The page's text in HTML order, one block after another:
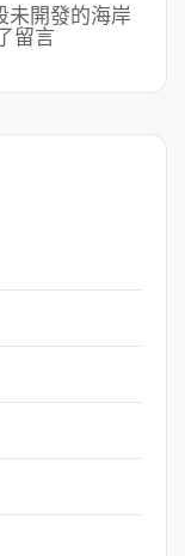
未開發的海岸
留言